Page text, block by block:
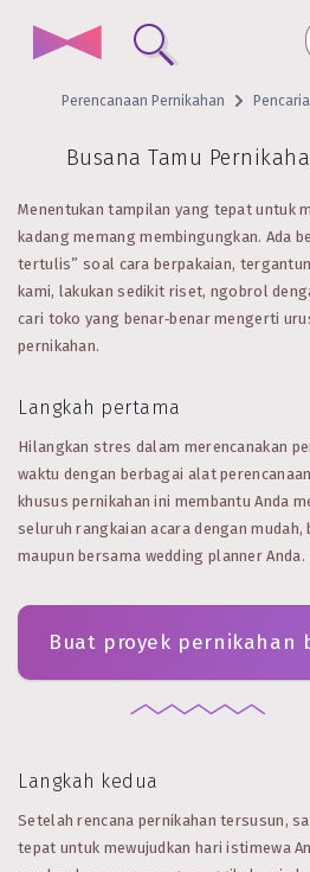
Perencanaan Pernikahan
Busana Tamu
Menentukan tampilan yang tepat untuk
kadang memang membingungkan. Ada
tertulis” soal cara berpakaian,
kami, lakukan sedikit riset, ngobrol
cari toko yang benar‑benar mengerti
pernikahan.
Langkah pertama
Hilangkan stres dalam merencanakan
waktu dengan berbagai alat
khusus pernikahan ini membantu Anda
seluruh rangkaian acara dengan mudah,
maupun bersama wedding planner Anda.
Buat proyek pernikahan
Langkah kedua
Setelah rencana pernikahan tersusun,
tepat untuk mewujudkan hari istimewa